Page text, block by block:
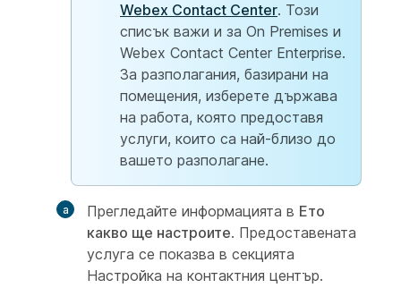
Webex Contact Center. Този
списък важи и за On Premises и
Webex Contact Center Enterprise.
За разполагания, базирани на
помещения, изберете държава
на работа, която предоставя
услуги, които са най-близо до
вашето разполагане.
Прегледайте информацията в Ето
какво ще настроите. Предоставената
услуга се показва в секцията
Настройка на контактния център.